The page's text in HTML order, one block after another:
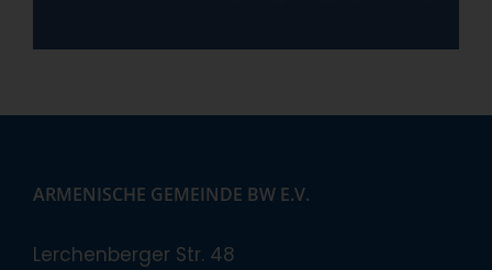
ARMENISCHE GEMEINDE BW E.V.
Lerchenberger Str. 48